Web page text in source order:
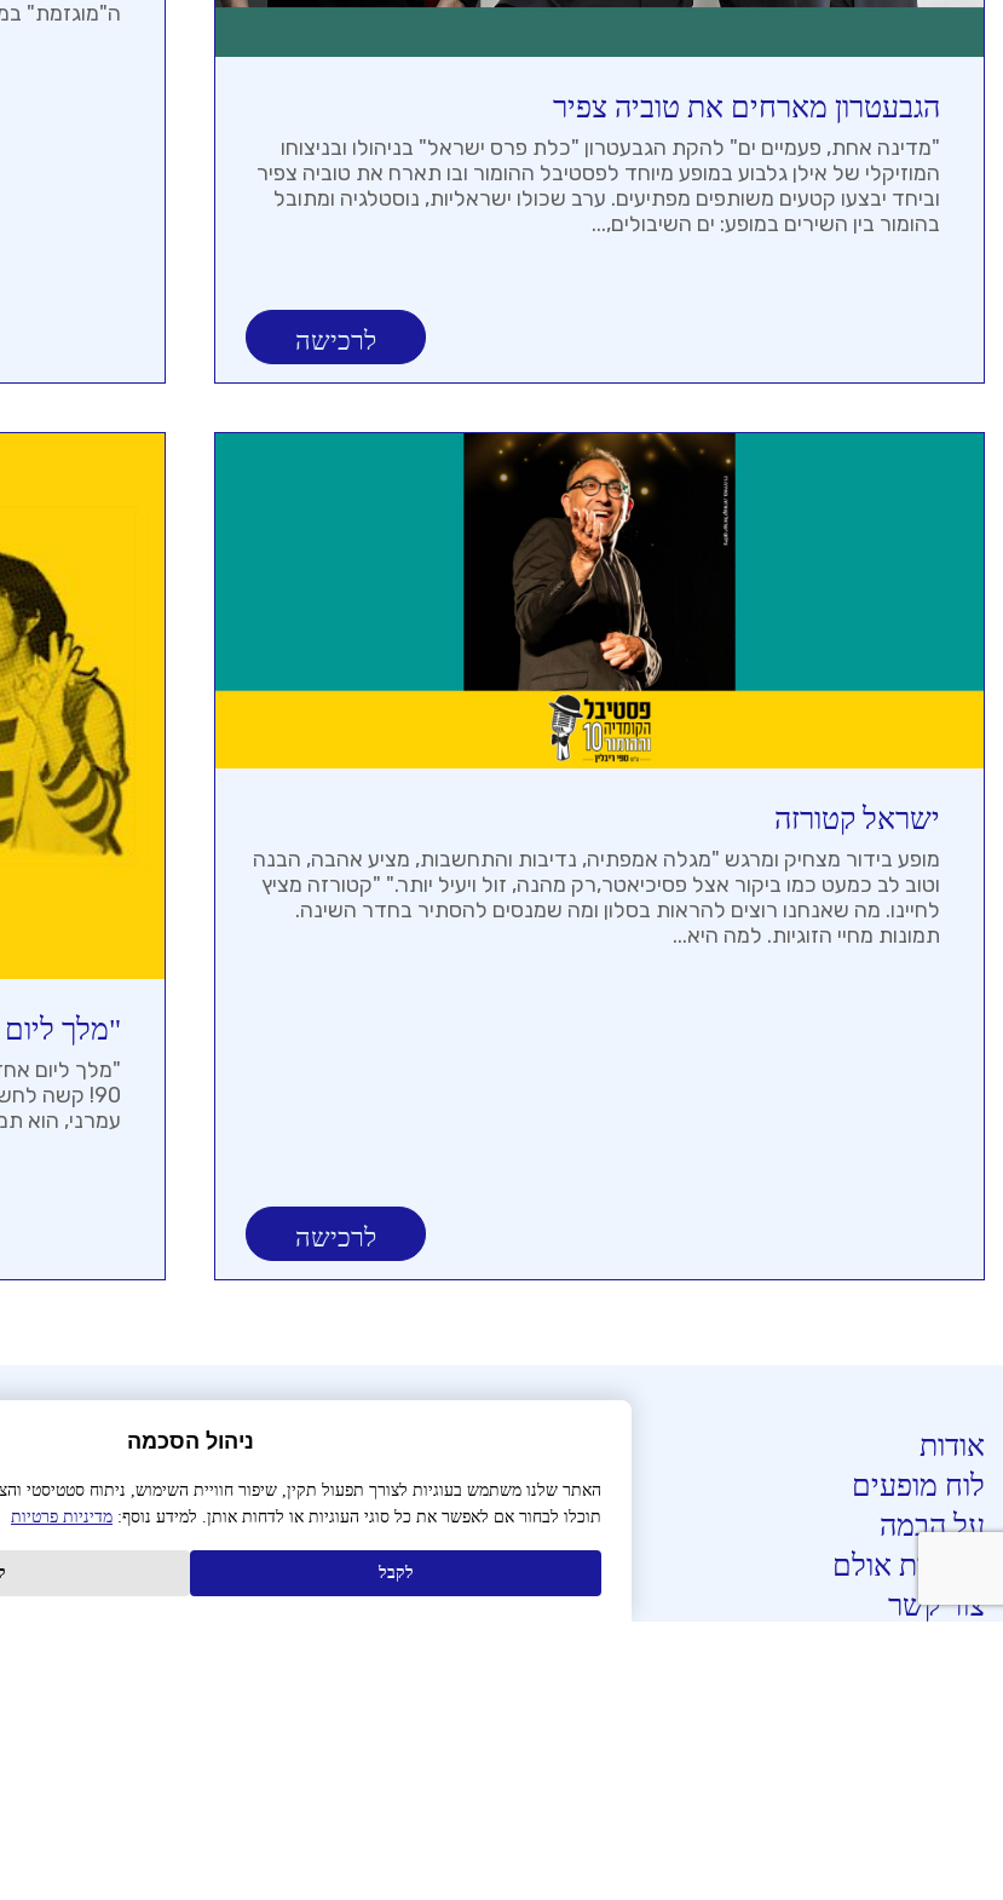
הגבעטרון מארחים את טוביה צפיר
"מדינה אחת, פעמיים ים" להקת הגבעטרון "כלת פרס ישראל​" בניהולו ובניצוחו
המוזיקלי של אילן גלבוע במופע מיוחד לפסטיבל ההומור ובו תארח את טוביה צפיר
וביחד יבצעו קטעים משותפים מפתיעים. ערב שכולו ישראליות, נוסטלגיה ומתובל
בהומור בין השירים במופע: ים השיבולים,...
לרכישה
ה"מוגזמת"
ישראל קטורזה
מופע בידור מצחיק ומרגש "מגלה אמפתיה, נדיבות והתחשבות, מציע אהבה, הבנה
וטוב לב כמעט כמו ביקור אצל פסיכיאטר,רק מהנה, זול ויעיל יותר." "קטורזה מציץ
לחיינו. מה שאנחנו רוצים להראות בסלון ומה שמנסים להסתיר בחדר השינה.
תמונות מחיי הזוגיות. למה היא...
לרכישה
"מלך
"מלך ליום
90! קשה
עמרני, הוא
אודות
לוח מופעים
על הבמה
השכרת אולם
צור קשר
הרשמה לניוזלטר ולקבלת
ניהול הסכמה
האתר שלנו משתמש בעוגיות לצורך תפעול תקין, שיפור חוויית השימוש, ניתוח סטטיסטי
תוכלו לבחור אם לאפשר את כל סוגי העוגיות או לדחות אותן. למידע נוסף: מדיניות פרטיות
לקבל